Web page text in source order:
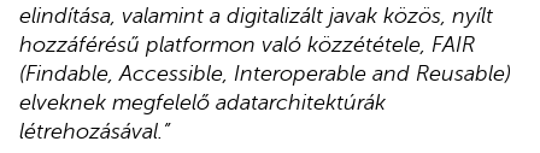
elindítása, valamint a digitalizált javak közös, nyílt
hozzáférésű platformon való közzététele, FAIR
(Findable, Accessible, Interoperable and Reusable)
elveknek megfelelő adatarchitektúrák
létrehozásával.”